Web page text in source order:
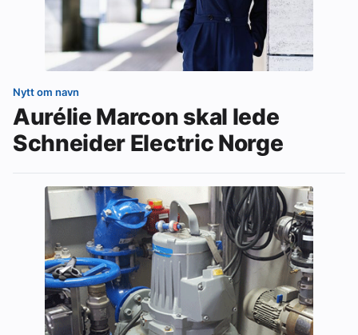
Nytt om navn
Aurélie Marcon skal lede
Schneider Electric Norge